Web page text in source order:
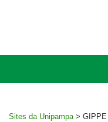
Sites da Unipampa > GIPPE